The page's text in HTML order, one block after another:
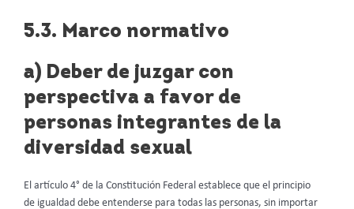
5.3. Marco normativo
a) Deber de juzgar con
perspectiva a favor de
personas integrantes de la
diversidad sexual
El artículo 4° de la Constitución Federal establece que el principio
de igualdad debe entenderse para todas las personas, sin importar